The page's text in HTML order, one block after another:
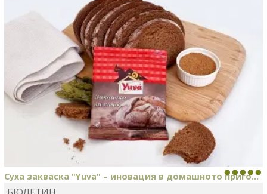
Суха закваска "Yuva" – иновация в домашното приго...